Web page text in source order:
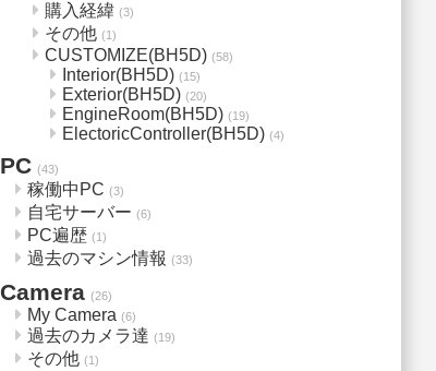
購入経緯 (3)
その他 (1)
CUSTOMIZE(BH5D) (58)
Interior(BH5D) (15)
Exterior(BH5D) (20)
EngineRoom(BH5D) (19)
ElectoricController(BH5D) (4)
PC (43)
稼働中PC (3)
自宅サーバー (6)
PC遍歴 (1)
過去のマシン情報 (33)
Camera (26)
My Camera (6)
過去のカメラ達 (19)
その他 (1)